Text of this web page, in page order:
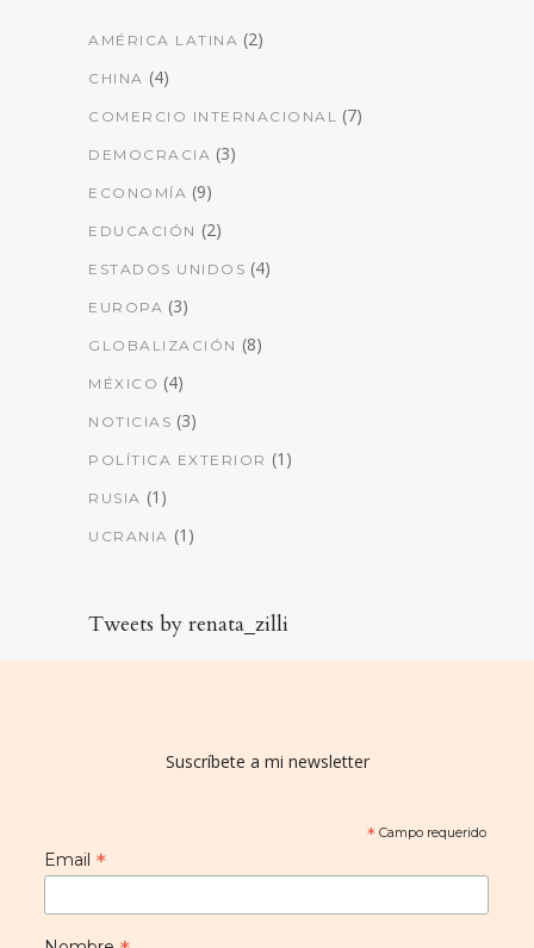
AMÉRICA LATINA (2)
CHINA (4)
COMERCIO INTERNACIONAL (7)
DEMOCRACIA (3)
ECONOMÍA (9)
EDUCACIÓN (2)
ESTADOS UNIDOS (4)
EUROPA (3)
GLOBALIZACIÓN (8)
MÉXICO (4)
NOTICIAS (3)
POLÍTICA EXTERIOR (1)
RUSIA (1)
UCRANIA (1)
Tweets by renata_zilli
Suscríbete a mi newsletter
*Campo requerido
Email *